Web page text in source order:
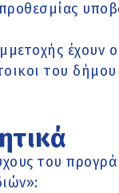
έχουν
του
του